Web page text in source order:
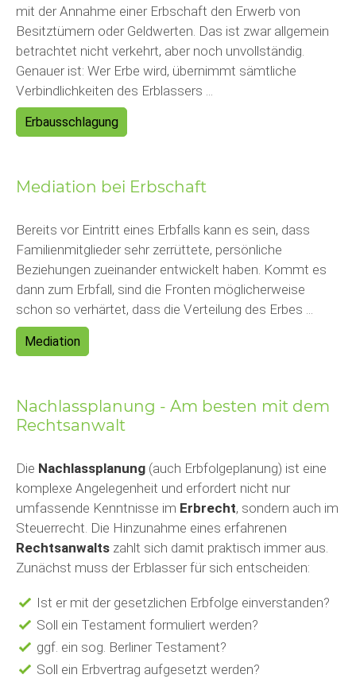
mit der Annahme einer Erbschaft den Erwerb von
Besitztümern oder Geldwerten. Das ist zwar allgemein
betrachtet nicht verkehrt, aber noch unvollständig.
Genauer ist: Wer Erbe wird, übernimmt sämtliche
Verbindlichkeiten des Erblassers ...
Erbausschlagung
Mediation bei Erbschaft
Bereits vor Eintritt eines Erbfalls kann es sein, dass
Familienmitglieder sehr zerrüttete, persönliche
Beziehungen zueinander entwickelt haben. Kommt es
dann zum Erbfall, sind die Fronten möglicherweise
schon so verhärtet, dass die Verteilung des Erbes ...
Mediation
Nachlassplanung - Am besten mit dem
Rechtsanwalt
Die Nachlassplanung (auch Erbfolgeplanung) ist eine
komplexe Angelegenheit und erfordert nicht nur
umfassende Kenntnisse im Erbrecht, sondern auch im
Steuerrecht. Die Hinzunahme eines erfahrenen
Rechtsanwalts zahlt sich damit praktisch immer aus.
Zunächst muss der Erblasser für sich entscheiden:
Ist er mit der gesetzlichen Erbfolge einverstanden?
Soll ein Testament formuliert werden?
ggf. ein sog. Berliner Testament?
Soll ein Erbvertrag aufgesetzt werden?